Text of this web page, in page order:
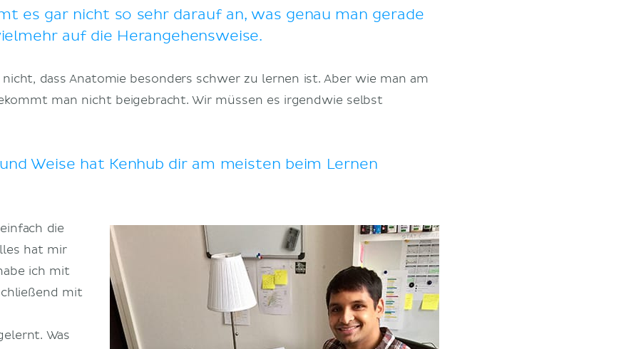
es gar nicht so sehr darauf an, was genau man gerade
auf die Herangehensweise.
dass Anatomie besonders schwer zu lernen ist. Aber wie man am
man nicht beigebracht. Wir müssen es irgendwie selbst
Weise hat Kenhub dir am meisten beim Lernen
die
hat mir
ich mit
mit
Was